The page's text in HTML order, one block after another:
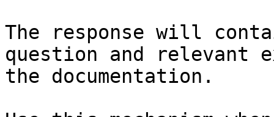
The response will
question and relevant
the documentation.